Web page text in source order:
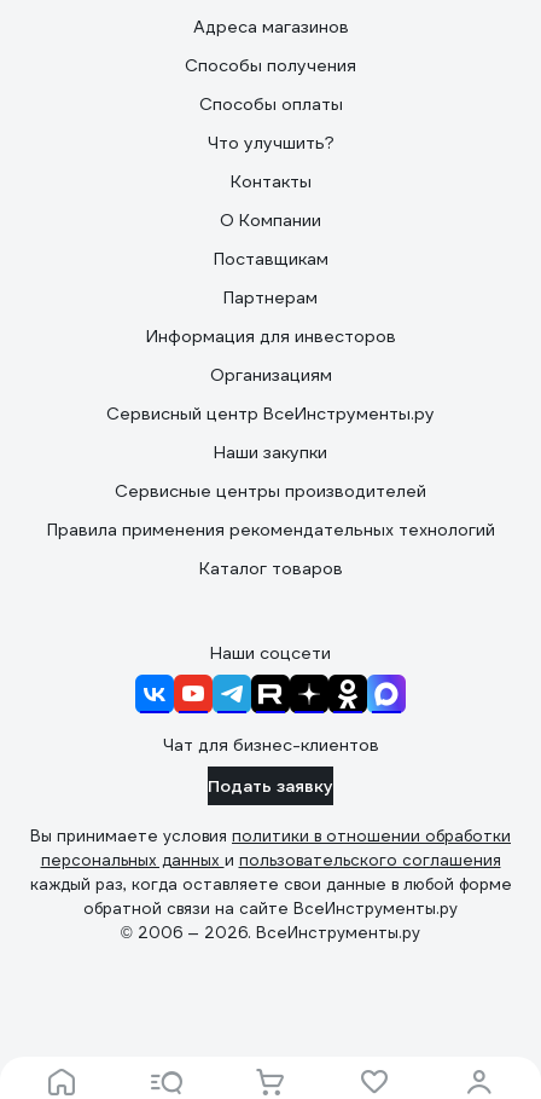
Адреса магазинов
Способы получения
Способы оплаты
Что улучшить?
Контакты
О Компании
Поставщикам
Партнерам
Информация для инвесторов
Организациям
Сервисный центр ВсеИнструменты.ру
Наши закупки
Сервисные центры производителей
Правила применения рекомендательных технологий
Каталог товаров
Наши соцсети
Чат для бизнес-клиентов
Подать заявку
Вы принимаете условия политики в отношении обработки
персональных данных и пользовательского соглашения
каждый раз, когда оставляете свои данные в любой форме
обратной связи на сайте ВсеИнструменты.ру
© 2006 — 2026. ВсеИнструменты.ру